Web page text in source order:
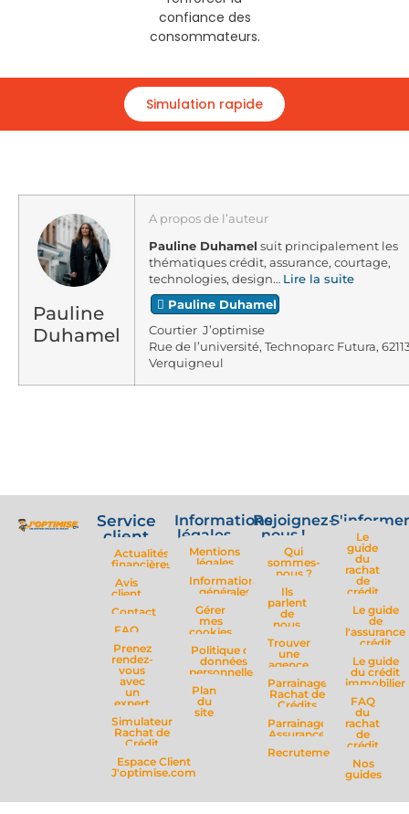
confiance des
consommateurs.
Simulation rapide
Pauline
Duhamel
A propos de l’auteur
Pauline Duhamel suit principalement les
thématiques crédit, assurance, courtage,
technologies, design… Lire la suite
Pauline Duhamel
Courtier J’optimise
Rue de l’université, Technoparc Futura,
Verquigneul
Service
client
Actualités
financières
Avis
client
Contact
FAQ
Prenez
rendez-
vous
avec
un
expert
Simulateur
Rachat de
Crédit
Espace Client
J'optimise.com
Informations
légales
Mentions
légales
Informations
générales
Gérer
mes
cookies
Politique de
données
personnelles
Plan
du
site
Rejoignez-
nous !
Qui
sommes-
nous ?
Ils
parlent
de
nous
Trouver
une
agence
Parrainage
Rachat de
Crédits
Parrainage
Assurance
Recrutement
Le
guide
du
rachat
de
crédit
Le guide
de
l'assurance
crédit
Le guide
du crédit
immobilier
FAQ
du
rachat
de
crédit
Nos
guides